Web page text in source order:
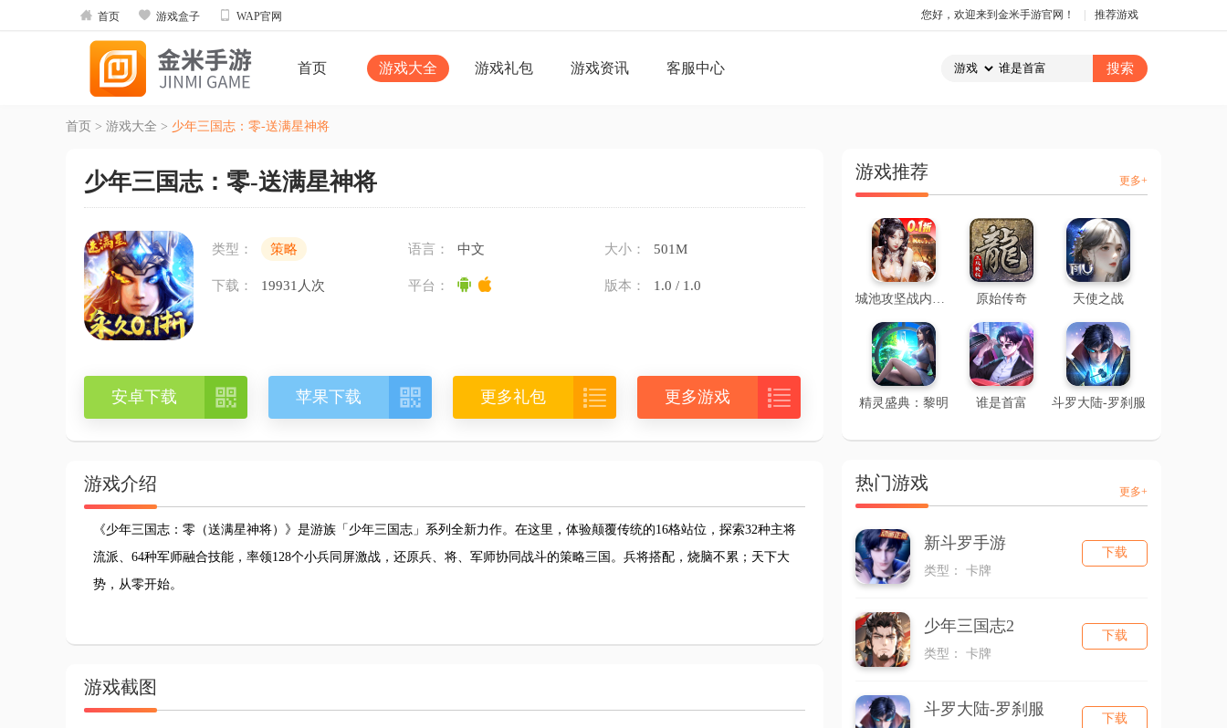
 首页  游戏盒子  WAP官网 您好，欢迎来到金米手游官网！ 推荐游戏
首页 游戏大全 游戏礼包 游戏资讯 客服中心
首页 > 游戏大全 > 少年三国志：零-送满星神将
少年三国志：零-送满星神将
类型： 策略 语言： 中文 大小： 501M
下载： 19931人次 平台： 版本： 1.0 / 1.0
安卓下载  苹果下载  更多礼包  更多游戏 
游戏介绍
《少年三国志：零 （送满星神将） 》是游族「少年三国志」系列全新力作。在这里，体验颠覆传统的16格站位，探索32种主将
流派、64种军师融合技能，率领128个小兵同屏激战，还原兵、将、军师协同战斗的策略三国。兵将搭配，烧脑不累；天下大
势，从零开始。
游戏截图
游戏推荐 更多+
城池攻坚战内置0.1折 原始传奇 天使之战
精灵盛典：黎明 谁是首富 斗罗大陆-罗刹服
热门游戏 更多+
新斗罗手游
类型： 卡牌
下载
少年三国志2
类型： 卡牌
下载
斗罗大陆-罗刹服
下载